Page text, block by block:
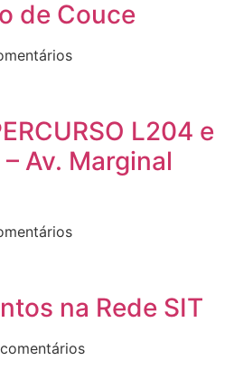
de Couce
L204 e
Av. Marginal
na Rede SIT